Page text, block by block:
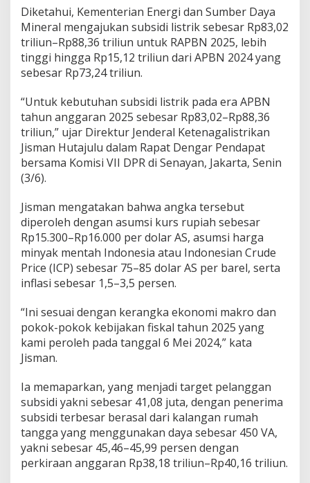
i
l
i
u
n
Diketahui, Kementerian Energi dan Sumber Daya
Mineral mengajukan subsidi listrik sebesar Rp83,02
triliun–Rp88,36 triliun untuk RAPBN 2025, lebih
tinggi hingga Rp15,12 triliun dari APBN 2024 yang
sebesar Rp73,24 triliun.
“Untuk kebutuhan subsidi listrik pada era APBN
tahun anggaran 2025 sebesar Rp83,02–Rp88,36
triliun,” ujar Direktur Jenderal Ketenagalistrikan
Jisman Hutajulu dalam Rapat Dengar Pendapat
bersama Komisi VII DPR di Senayan, Jakarta, Senin
(3/6).
Jisman mengatakan bahwa angka tersebut
diperoleh dengan asumsi kurs rupiah sebesar
Rp15.300–Rp16.000 per dolar AS, asumsi harga
minyak mentah Indonesia atau Indonesian Crude
Price (ICP) sebesar 75–85 dolar AS per barel, serta
inflasi sebesar 1,5–3,5 persen.
“Ini sesuai dengan kerangka ekonomi makro dan
pokok-pokok kebijakan fiskal tahun 2025 yang
kami peroleh pada tanggal 6 Mei 2024,” kata
Jisman.
Ia memaparkan, yang menjadi target pelanggan
subsidi yakni sebesar 41,08 juta, dengan penerima
subsidi terbesar berasal dari kalangan rumah
tangga yang menggunakan daya sebesar 450 VA,
yakni sebesar 45,46–45,99 persen dengan
perkiraan anggaran Rp38,18 triliun–Rp40,16 triliun.